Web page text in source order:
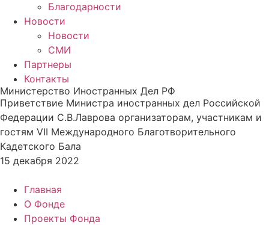
Благодарности
Новости
Новости
СМИ
Партнеры
Контакты
Министерство Иностранных Дел РФ
Приветствие Министра иностранных дел Российской
Федерации С.В.Лаврова организаторам, участникам и
гостям VII Международного Благотворительного
Кадетского Бала
15 декабря 2022
Главная
О Фонде
Проекты Фонда